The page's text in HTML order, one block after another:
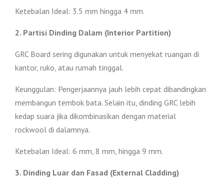
Ketebalan Ideal: 3.5 mm hingga 4 mm.
2. Partisi Dinding Dalam (Interior Partition)
GRC Board sering digunakan untuk menyekat ruangan di
kantor, ruko, atau rumah tinggal.
Keunggulan: Pengerjaannya jauh lebih cepat dibandingkan
membangun tembok bata. Selain itu, dinding GRC lebih
kedap suara jika dikombinasikan dengan material
rockwool di dalamnya.
Ketebalan Ideal: 6 mm, 8 mm, hingga 9 mm.
3. Dinding Luar dan Fasad (External Cladding)